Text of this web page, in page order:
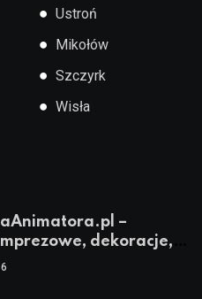
● Ustroń
● Mikołów
● Szczyrk
● Wisła
–
dekoracje,
dla animatorów